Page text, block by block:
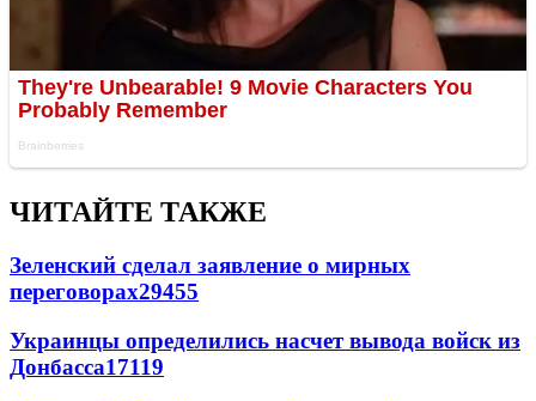
ЧИТАЙТЕ ТАКЖЕ
Зеленский сделал заявление о мирных
переговорах29455
Украинцы определились насчет вывода войск из
Донбасса17119